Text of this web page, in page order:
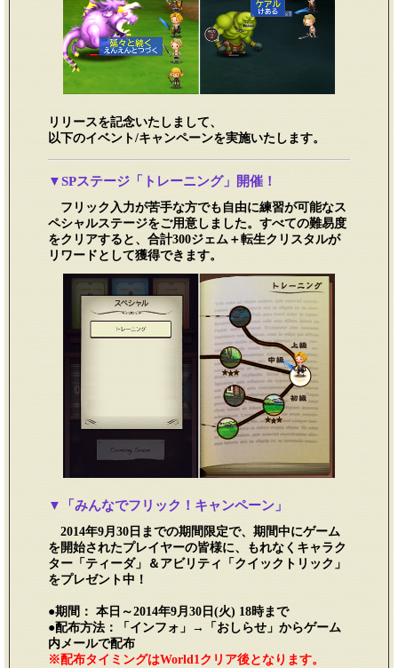
リリースを記念いたしまして、
以下のイベント/キャンペーンを実施いたします。
▼SPステージ「トレーニング」開催！
フリック入力が苦手な方でも自由に練習が可能なス
ペシャルステージをご用意しました。すべての難易度
をクリアすると、合計300ジェム＋転生クリスタルが
リワードとして獲得できます。
▼「みんなでフリック！キャンペーン」
2014年9月30日までの期間限定で、期間中にゲーム
を開始されたプレイヤーの皆様に、もれなくキャラク
ター「ティーダ」＆アビリティ「クイックトリック」
をプレゼント中！
●期間： 本日～2014年9月30日(火) 18時まで
●配布方法：「インフォ」→「おしらせ」からゲーム
内メールで配布
※配布タイミングはWorld1クリア後となります。